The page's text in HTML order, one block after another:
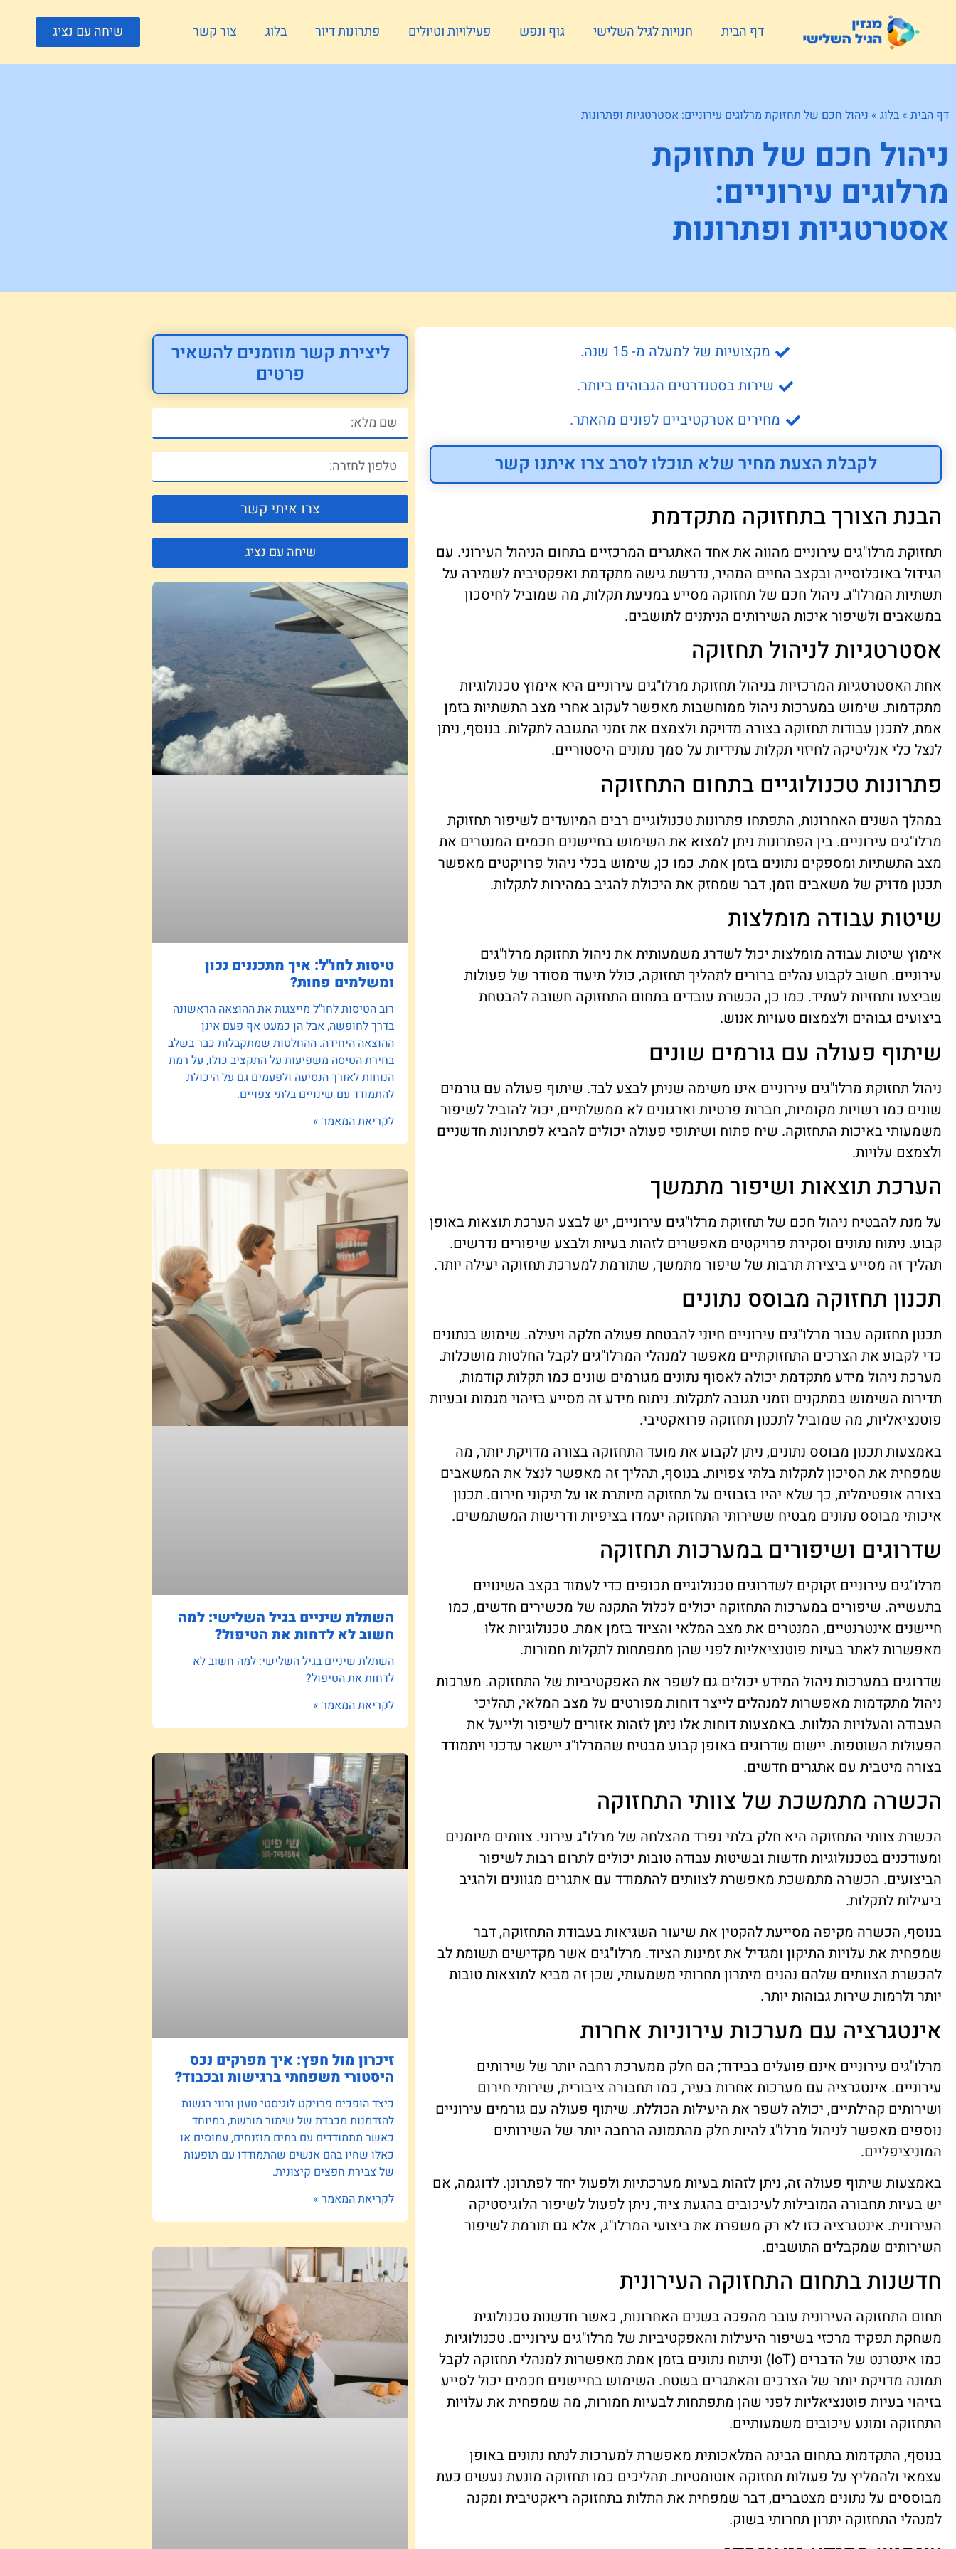
דף הבית חנויות לגיל השלישי גוף ונפש פעילויות וטיולים פתרונות דיור בלוג צור קשר שיחה עם נציג
דף הבית » בלוג » ניהול חכם של תחזוקת מרלוגים עירוניים: אסטרטגיות ופתרונות
ניהול חכם של תחזוקת
מרלוגים עירוניים:
אסטרטגיות ופתרונות
מקצועיות של למעלה מ- 15 שנה.
שירות בסטנדרטים הגבוהים ביותר.
מחירים אטרקטיביים לפונים מהאתר.
לקבלת הצעת מחיר שלא תוכלו לסרב צרו איתנו קשר
הבנת הצורך בתחזוקה מתקדמת
תחזוקת מרלו"גים עירוניים מהווה את אחד האתגרים המרכזיים בתחום הניהול העירוני. עם
הגידול באוכלוסייה ובקצב החיים המהיר, נדרשת גישה מתקדמת ואפקטיבית לשמירה על
תשתיות המרלו"ג. ניהול חכם של תחזוקה מסייע במניעת תקלות, מה שמוביל לחיסכון
במשאבים ולשיפור איכות השירותים הניתנים לתושבים.
אסטרטגיות לניהול תחזוקה
אחת האסטרטגיות המרכזיות בניהול תחזוקת מרלו"גים עירוניים היא אימוץ טכנולוגיות
מתקדמות. שימוש במערכות ניהול ממוחשבות מאפשר לעקוב אחרי מצב התשתיות בזמן
אמת, לתכנן עבודות תחזוקה בצורה מדויקת ולצמצם את זמני התגובה לתקלות. בנוסף, ניתן
לנצל כלי אנליטיקה לחיזוי תקלות עתידיות על סמך נתונים היסטוריים.
פתרונות טכנולוגיים בתחום התחזוקה
במהלך השנים האחרונות, התפתחו פתרונות טכנולוגיים רבים המיועדים לשיפור תחזוקת
מרלו"גים עירוניים. בין הפתרונות ניתן למצוא את השימוש בחיישנים חכמים המנטרים את
מצב התשתיות ומספקים נתונים בזמן אמת. כמו כן, שימוש בכלי ניהול פרויקטים מאפשר
תכנון מדויק של משאבים וזמן, דבר שמחזק את היכולת להגיב במהירות לתקלות.
שיטות עבודה מומלצות
אימוץ שיטות עבודה מומלצות יכול לשדרג משמעותית את ניהול תחזוקת מרלו"גים
עירוניים. חשוב לקבוע נהלים ברורים לתהליך תחזוקה, כולל תיעוד מסודר של פעולות
שביצעו ותחזיות לעתיד. כמו כן, הכשרת עובדים בתחום התחזוקה חשובה להבטחת
ביצועים גבוהים ולצמצום טעויות אנוש.
שיתוף פעולה עם גורמים שונים
ניהול תחזוקת מרלו"גים עירוניים אינו משימה שניתן לבצע לבד. שיתוף פעולה עם גורמים
שונים כמו רשויות מקומיות, חברות פרטיות וארגונים לא ממשלתיים, יכול להוביל לשיפור
משמעותי באיכות התחזוקה. שיח פתוח ושיתופי פעולה יכולים להביא לפתרונות חדשניים
ולצמצם עלויות.
הערכת תוצאות ושיפור מתמשך
על מנת להבטיח ניהול חכם של תחזוקת מרלו"גים עירוניים, יש לבצע הערכת תוצאות באופן
קבוע. ניתוח נתונים וסקירת פרויקטים מאפשרים לזהות בעיות ולבצע שיפורים נדרשים.
תהליך זה מסייע ביצירת תרבות של שיפור מתמשך, שתורמת למערכת תחזוקה יעילה יותר.
תכנון תחזוקה מבוסס נתונים
תכנון תחזוקה עבור מרלו"גים עירוניים חיוני להבטחת פעולה חלקה ויעילה. שימוש בנתונים
כדי לקבוע את הצרכים התחזוקתיים מאפשר למנהלי המרלו"גים לקבל החלטות מושכלות.
מערכת ניהול מידע מתקדמת יכולה לאסוף נתונים מגורמים שונים כמו תקלות קודמות,
תדירות השימוש במתקנים וזמני תגובה לתקלות. ניתוח מידע זה מסייע בזיהוי מגמות ובעיות
פוטנציאליות, מה שמוביל לתכנון תחזוקה פרואקטיבי.
באמצעות תכנון מבוסס נתונים, ניתן לקבוע את מועד התחזוקה בצורה מדויקת יותר, מה
שמפחית את הסיכון לתקלות בלתי צפויות. בנוסף, תהליך זה מאפשר לנצל את המשאבים
בצורה אופטימלית, כך שלא יהיו בזבוזים על תחזוקה מיותרת או על תיקוני חירום. תכנון
איכותי מבוסס נתונים מבטיח ששירותי התחזוקה יעמדו בציפיות ודרישות המשתמשים.
שדרוגים ושיפורים במערכות תחזוקה
מרלו"גים עירוניים זקוקים לשדרוגים טכנולוגיים תכופים כדי לעמוד בקצב השינויים
בתעשייה. שיפורים במערכות התחזוקה יכולים לכלול התקנה של מכשירים חדשים, כמו
חיישנים אינטרנטיים, המנטרים את מצב המלאי והציוד בזמן אמת. טכנולוגיות אלו
מאפשרות לאתר בעיות פוטנציאליות לפני שהן מתפתחות לתקלות חמורות.
שדרוגים במערכות ניהול המידע יכולים גם לשפר את האפקטיביות של התחזוקה. מערכות
ניהול מתקדמות מאפשרות למנהלים לייצר דוחות מפורטים על מצב המלאי, תהליכי
העבודה והעלויות הנלוות. באמצעות דוחות אלו ניתן לזהות אזורים לשיפור ולייעל את
הפעולות השוטפות. יישום שדרוגים באופן קבוע מבטיח שהמרלו"ג יישאר עדכני ויתמודד
בצורה מיטבית עם אתגרים חדשים.
הכשרה מתמשכת של צוותי התחזוקה
הכשרת צוותי התחזוקה היא חלק בלתי נפרד מהצלחה של מרלו"ג עירוני. צוותים מיומנים
ומעודכנים בטכנולוגיות חדשות ובשיטות עבודה טובות יכולים לתרום רבות לשיפור
הביצועים. הכשרה מתמשכת מאפשרת לצוותים להתמודד עם אתגרים מגוונים ולהגיב
ביעילות לתקלות.
בנוסף, הכשרה מקיפה מסייעת להקטין את שיעור השגיאות בעבודת התחזוקה, דבר
שמפחית את עלויות התיקון ומגדיל את זמינות הציוד. מרלו"גים אשר מקדישים תשומת לב
להכשרת הצוותים שלהם נהנים מיתרון תחרותי משמעותי, שכן זה מביא לתוצאות טובות
יותר ולרמות שירות גבוהות יותר.
אינטגרציה עם מערכות עירוניות אחרות
מרלו"גים עירוניים אינם פועלים בבידוד; הם חלק ממערכת רחבה יותר של שירותים
עירוניים. אינטגרציה עם מערכות אחרות בעיר, כמו תחבורה ציבורית, שירותי חירום
ושירותים קהילתיים, יכולה לשפר את היעילות הכוללת. שיתוף פעולה עם גורמים עירוניים
נוספים מאפשר לניהול מרלו"ג להיות חלק מהתמונה הרחבה יותר של השירותים
המוניציפליים.
באמצעות שיתוף פעולה זה, ניתן לזהות בעיות מערכתיות ולפעול יחד לפתרונן. לדוגמה, אם
יש בעיות תחבורה המובילות לעיכובים בהגעת ציוד, ניתן לפעול לשיפור הלוגיסטיקה
העירונית. אינטגרציה כזו לא רק משפרת את ביצועי המרלו"ג, אלא גם תורמת לשיפור
השירותים שמקבלים התושבים.
חדשנות בתחום התחזוקה העירונית
תחום התחזוקה העירונית עובר מהפכה בשנים האחרונות, כאשר חדשנות טכנולוגית
משחקת תפקיד מרכזי בשיפור היעילות והאפקטיביות של מרלו"גים עירוניים. טכנולוגיות
כמו אינטרנט של הדברים (IoT) וניתוח נתונים בזמן אמת מאפשרות למנהלי תחזוקה לקבל
תמונה מדויקת יותר של הצרכים והאתגרים בשטח. השימוש בחיישנים חכמים יכול לסייע
בזיהוי בעיות פוטנציאליות לפני שהן מתפתחות לבעיות חמורות, מה שמפחית את עלויות
התחזוקה ומונע עיכובים משמעותיים.
בנוסף, התקדמות בתחום הבינה המלאכותית מאפשרת למערכות לנתח נתונים באופן
עצמאי ולהמליץ על פעולות תחזוקה אוטומטיות. תהליכים כמו תחזוקה מונעת נעשים כעת
מבוססים על נתונים מצטברים, דבר שמפחית את התלות בתחזוקה ריאקטיבית ומקנה
למנהלי התחזוקה יתרון תחרותי בשוק.
ליצירת קשר מוזמנים להשאיר
פרטים
צרו איתי קשר
שיחה עם נציג
טיסות לחו"ל: איך מתכננים נכון
ומשלמים פחות?
רוב הטיסות לחו"ל מייצגות את ההוצאה הראשונה
בדרך לחופשה, אבל הן כמעט אף פעם אינן
ההוצאה היחידה. ההחלטות שמתקבלות כבר בשלב
בחירת הטיסה משפיעות על התקציב כולו, על רמת
הנוחות לאורך הנסיעה ולפעמים גם על היכולת
להתמודד עם שינויים בלתי צפויים.
לקריאת המאמר »
השתלת שיניים בגיל השלישי: למה
חשוב לא לדחות את הטיפול?
השתלת שיניים בגיל השלישי: למה חשוב לא
לדחות את הטיפול?
לקריאת המאמר »
זיכרון מול חפץ: איך מפרקים נכס
היסטורי משפחתי ברגישות ובכבוד?
כיצד הופכים פרויקט לוגיסטי טעון ורווי רגשות
להזדמנות מכבדת של שימור מורשת, במיוחד
כאשר מתמודדים עם בתים מוזנחים, עמוסים או
כאלו שחיו בהם אנשים שהתמודדו עם תופעות
של צבירת חפצים קיצונית.
לקריאת המאמר »